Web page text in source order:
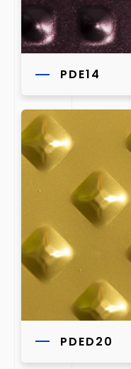
PDE14
PDED20